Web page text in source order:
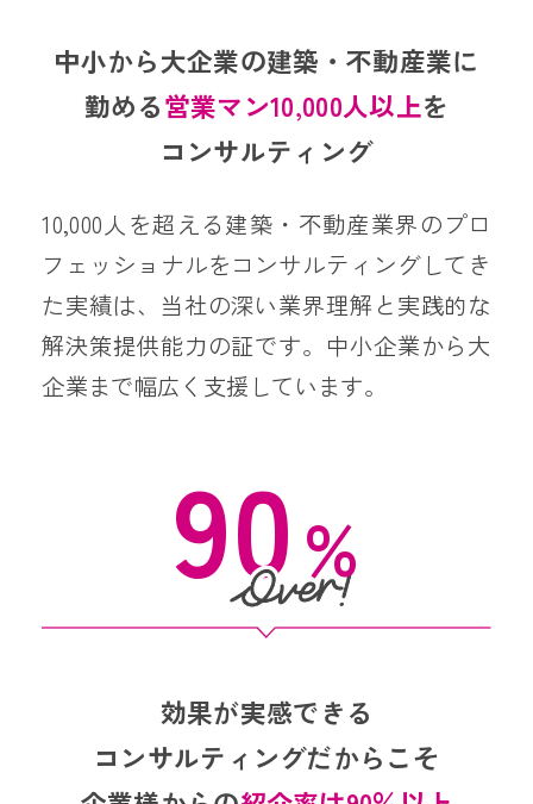
中小から大企業の建築・不動産業に
勤める営業マン10,000人以上を
コンサルティング
10,000人を超える建築・不動産業界のプロ
フェッショナルをコンサルティングしてき
た実績は、当社の深い業界理解と実践的な
解決策提供能力の証です。中小企業から大
企業まで幅広く支援しています。
90
効果が実感できる
コンサルティングだからこそ